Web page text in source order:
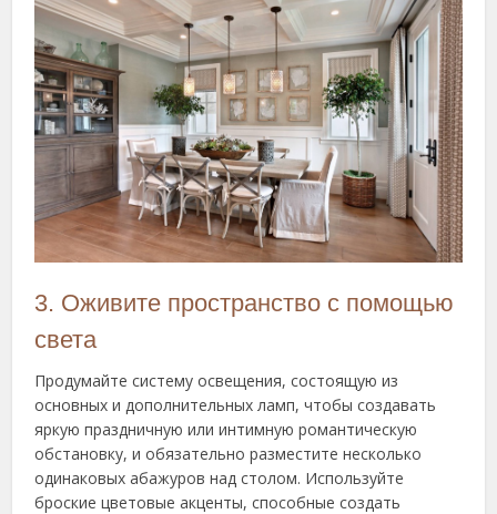
3. Оживите пространство с помощью
света
Продумайте систему освещения, состоящую из
основных и дополнительных ламп, чтобы создавать
яркую праздничную или интимную романтическую
обстановку, и обязательно разместите несколько
одинаковых абажуров над столом. Используйте
броские цветовые акценты, способные создать